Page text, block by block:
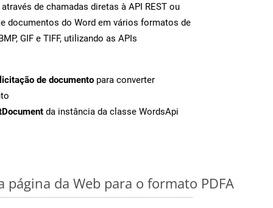
de chamadas diretas à API REST ou
documentos do Word em vários formatos de
GIF e TIFF, utilizando as APIs
de documento para converter
da instância da classe WordsApi
da Web para o formato PDFA